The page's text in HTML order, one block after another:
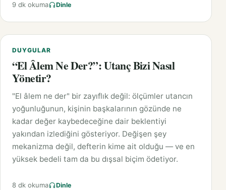
9 dk okuma Dinle
DUYGULAR
“El Âlem Ne Der?”: Utanç Bizi Nasıl
Yönetir?
"El âlem ne der" bir zayıflık değil: ölçümler utancın
yoğunluğunun, kişinin başkalarının gözünde ne
kadar değer kaybedeceğine dair beklentiyi
yakından izlediğini gösteriyor. Değişen şey
mekanizma değil, defterin kime ait olduğu — ve en
yüksek bedeli tam da bu dışsal biçim ödetiyor.
8 dk okuma Dinle